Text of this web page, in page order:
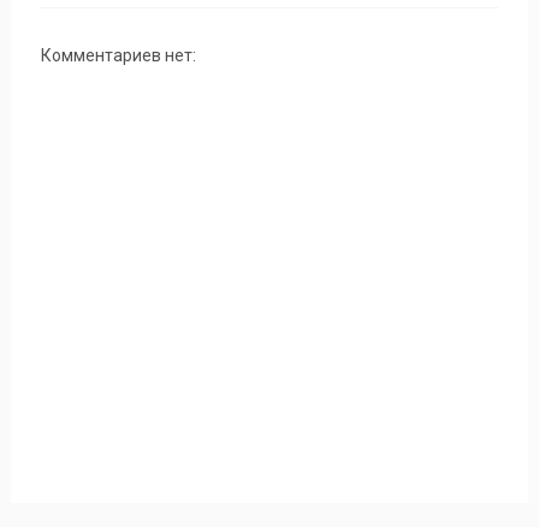
Комментариев нет: